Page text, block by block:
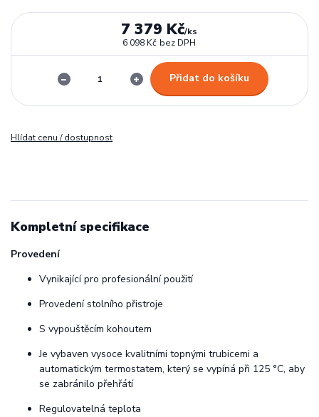
7 379 Kč/ks
6 098 Kč bez DPH
Přidat do košíku
Hlídat cenu / dostupnost
Kompletní specifikace
Provedení
Vynikající pro profesionální použití
Provedení stolního přistroje
S vypouštěcím kohoutem
Je vybaven vysoce kvalitními topnými trubicemi a
automatickým termostatem, který se vypíná při 125 °C, aby
se zabránilo přehřátí
Regulovatelná teplota